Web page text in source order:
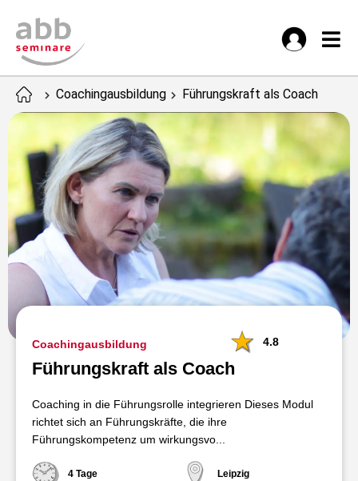
Coachingausbildung Führungskraft als Coach
4.8
Coachingausbildung
Führungskraft als Coach
Coaching in die Führungsrolle integrieren Dieses Modul
richtet sich an Führungskräfte, die ihre
Führungskompetenz um wirkungsvo...
4 Tage Leipzig